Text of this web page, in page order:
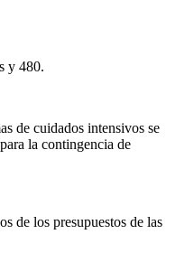
y 480.
de cuidados intensivos se
la contingencia de
de los presupuestos de las